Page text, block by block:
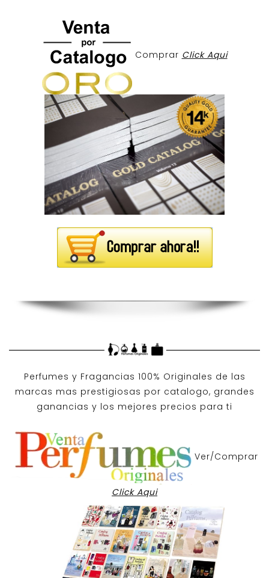
Comprar Click Aqui
Perfumes y Fragancias 100% Originales de las
marcas mas prestigiosas por catalogo, grandes
ganancias y los mejores precios para ti
Ver/Comprar
Click Aqui